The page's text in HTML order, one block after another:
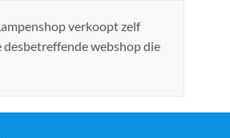
verkoopt zelf
webshop die